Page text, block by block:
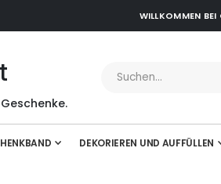
WILLKOMMEN BEI
DEKORIEREN UND AUFFÜLLEN